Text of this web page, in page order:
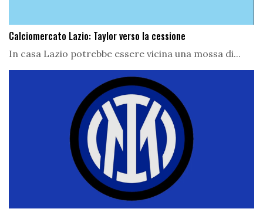
Calciomercato Lazio: Taylor verso la cessione
In casa Lazio potrebbe essere vicina una mossa di...